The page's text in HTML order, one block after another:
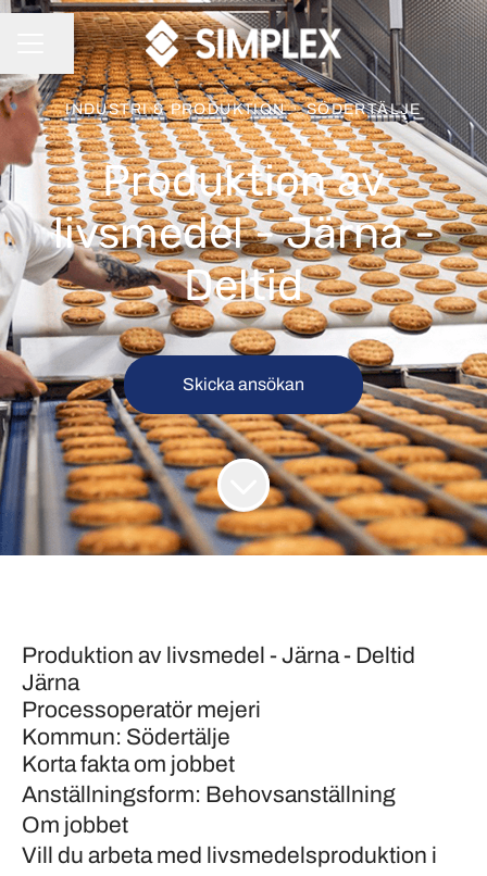
KARRIÄRMENY
Dela sidan
INDUSTRI & PRODUKTION · SÖDERTÄLJE
Produktion av
livsmedel - Järna -
Deltid
Skicka ansökan
Produktion av livsmedel - Järna - Deltid
Järna
Processoperatör mejeri
Kommun: Södertälje
Korta fakta om jobbet
Anställningsform: Behovsanställning
Om jobbet
Vill du arbeta med livsmedelsproduktion i